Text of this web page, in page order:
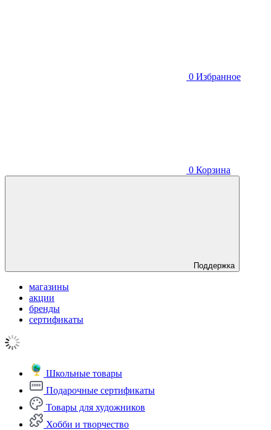
0 Избранное
0 Корзина
Поддержка
магазины
акции
бренды
сертификаты
Школьные товары
Подарочные сертификаты
Товары для художников
Хобби и творчество